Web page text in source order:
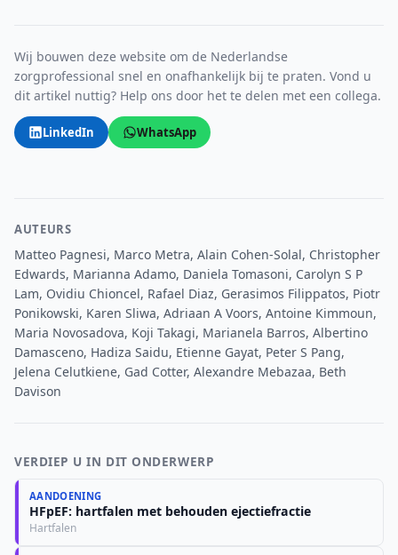
Wij bouwen deze website om de Nederlandse
zorgprofessional snel en onafhankelijk bij te praten. Vond u
dit artikel nuttig? Help ons door het te delen met een collega.
LinkedIn WhatsApp
AUTEURS
Matteo Pagnesi, Marco Metra, Alain Cohen-Solal, Christopher
Edwards, Marianna Adamo, Daniela Tomasoni, Carolyn S P
Lam, Ovidiu Chioncel, Rafael Diaz, Gerasimos Filippatos, Piotr
Ponikowski, Karen Sliwa, Adriaan A Voors, Antoine Kimmoun,
Maria Novosadova, Koji Takagi, Marianela Barros, Albertino
Damasceno, Hadiza Saidu, Etienne Gayat, Peter S Pang,
Jelena Celutkiene, Gad Cotter, Alexandre Mebazaa, Beth
Davison
VERDIEP U IN DIT ONDERWERP
AANDOENING
HFpEF: hartfalen met behouden ejectiefractie
Hartfalen